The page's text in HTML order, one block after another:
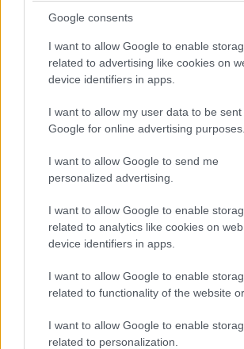
Google consents
I want to allow Google to enable
related to advertising like cookies on
device identifiers in apps.
I want to allow my user data to be sent
Google for online advertising purposes.
I want to allow Google to send me
personalized advertising.
I want to allow Google to enable
related to analytics like cookies on
device identifiers in apps.
I want to allow Google to enable
related to functionality of the website
I want to allow Google to enable
related to personalization.
Ακυρώνει δύο συμβόλαια ο
υπογράφει σε ελληνική ομάδα-